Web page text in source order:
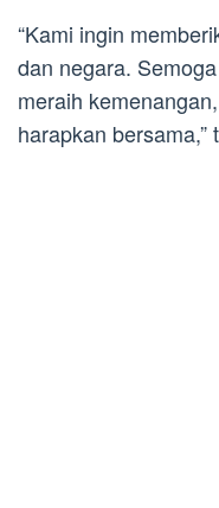
“Kami ingin
dan negara.
meraih
harapkan bersama,”